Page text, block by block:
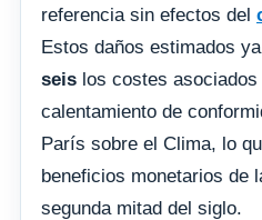
referencia sin efectos del
Estos daños estimados ya
seis los costes
calentamiento de
París sobre el Clima, lo
beneficios monetarios de
segunda mitad del siglo.